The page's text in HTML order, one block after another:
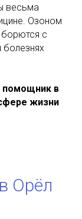
весьма
Озоном
с
помощник в
жизни
Орёл